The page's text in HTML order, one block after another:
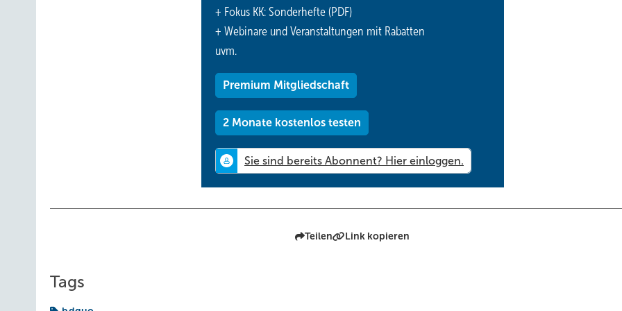
Raude: Qualität muss von Beginn an mit der Erfahrung bei Stellantrieben geplant sein und in den Prozessen realisiert werden.
Newenta bietet seine Qualität zu wettbewerbsfähigen Preisen an. Wichtig ist aber auch, dass diese Qualität innovativ mit
technischen Lösungen untermauert ist. Um es konkret auszudrücken: Wir liegen damit unter den Preisen des Marktführers.
KK: Für potenzielle Kunden ist sicher auch die Lieferfähigkeit, Ersatzteile und der Service ein wichtiges Thema?!
Raude: Grundsätzlich erleichtert der konzeptionelle Aufbau unserer Produkte eine kundenspezifische Anpassungsfähigkeit und
eine gute Lieferfähigkeit. Gleiches gilt natürlich auch für den Bereich der Ersatzteile. Man muss hier aber ohnehin davon
dass bei den einfachen Produkten ein 1:1-Austausch stattfindet, weil wir das als die sinnvollste und kostengünstige Variante
KK: Wie sieht die Newenta-Vertriebsstruktur in Europa bzw. im wichtigen Markt Deutschland aus?
Raude: Unsere Vertriebsstruktur zielt auf die europäischen Kernländer ab. Derzeit sind wir dabei, dort Fuß zu fassen, denn das ist
bereits in Frankreich, Spanien, Italien, Deutschland, Österreich und selbstverständlich in der Schweiz gut aufgestellt. In
und Italien beispielsweise haben wir eigene Mitarbeiter, in den anderen Ländern operieren wir mit Vertriebsvertretungen. Das
+ Fokus KK: Sonderhefte (PDF)
+ Webinare und Veranstaltungen mit Rabatten
uvm.
Premium Mitgliedschaft
2 Monate kostenlos testen
Teilen Link kopieren
Tags